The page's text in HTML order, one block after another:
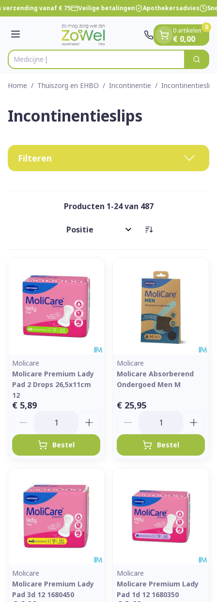
Ga naar de inhoud
1 van 1vanaf € 75 Veilige betalingen Apothekersadvies
Menu
Product, merk, categorie...
V Zoek
0 artikelen
€ 0,00
0
Home / Thuiszorg en EHBO / Incontinentie / Incontinentieslips
Incontinentieslips
Filteren
Producten 1-24van 487
Sorteer op:
Molicare
Molicare Premium Lady
Pad 2 Drops 26,5x11cm
12
€ 5,89
Bestel
Molicare
Molicare Absorberend
Ondergoed Men M
€ 25,95
Bestel
Molicare
Molicare Premium Lady
Pad 3d 12 1680450
Molicare
Molicare Premium Lady
Pad 1d 12 1680350